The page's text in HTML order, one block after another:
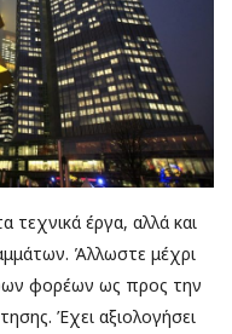
τεχνικά έργα, αλλά και
Άλλωστε μέχρι
φορέων ως προς την
Έχει αξιολογήσει